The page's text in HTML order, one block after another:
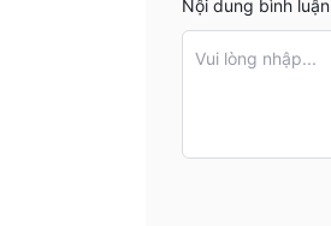
Nội dung bình luận
Vui lòng nhập...